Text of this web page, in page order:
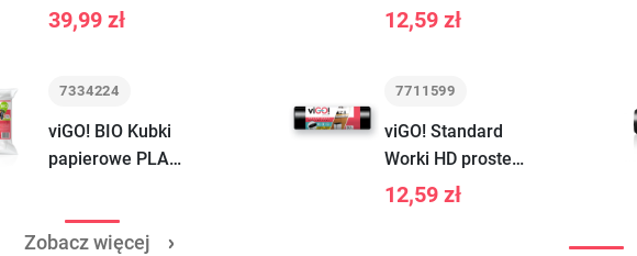
lateksowe S
39,99 zł
7334224
viGO! BIO Kubki
papierowe PLA
Zobacz więcej
12,59 zł
7711599
viGO! Standard
Worki HD proste
czarne 60L 50
12,59 zł